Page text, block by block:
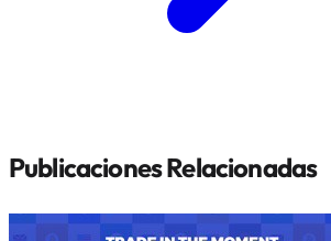
Publicaciones Relacionadas